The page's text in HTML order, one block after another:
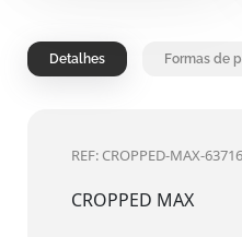
Detalhes Formas de
REF: CROPPED-MAX-
CROPPED MAX